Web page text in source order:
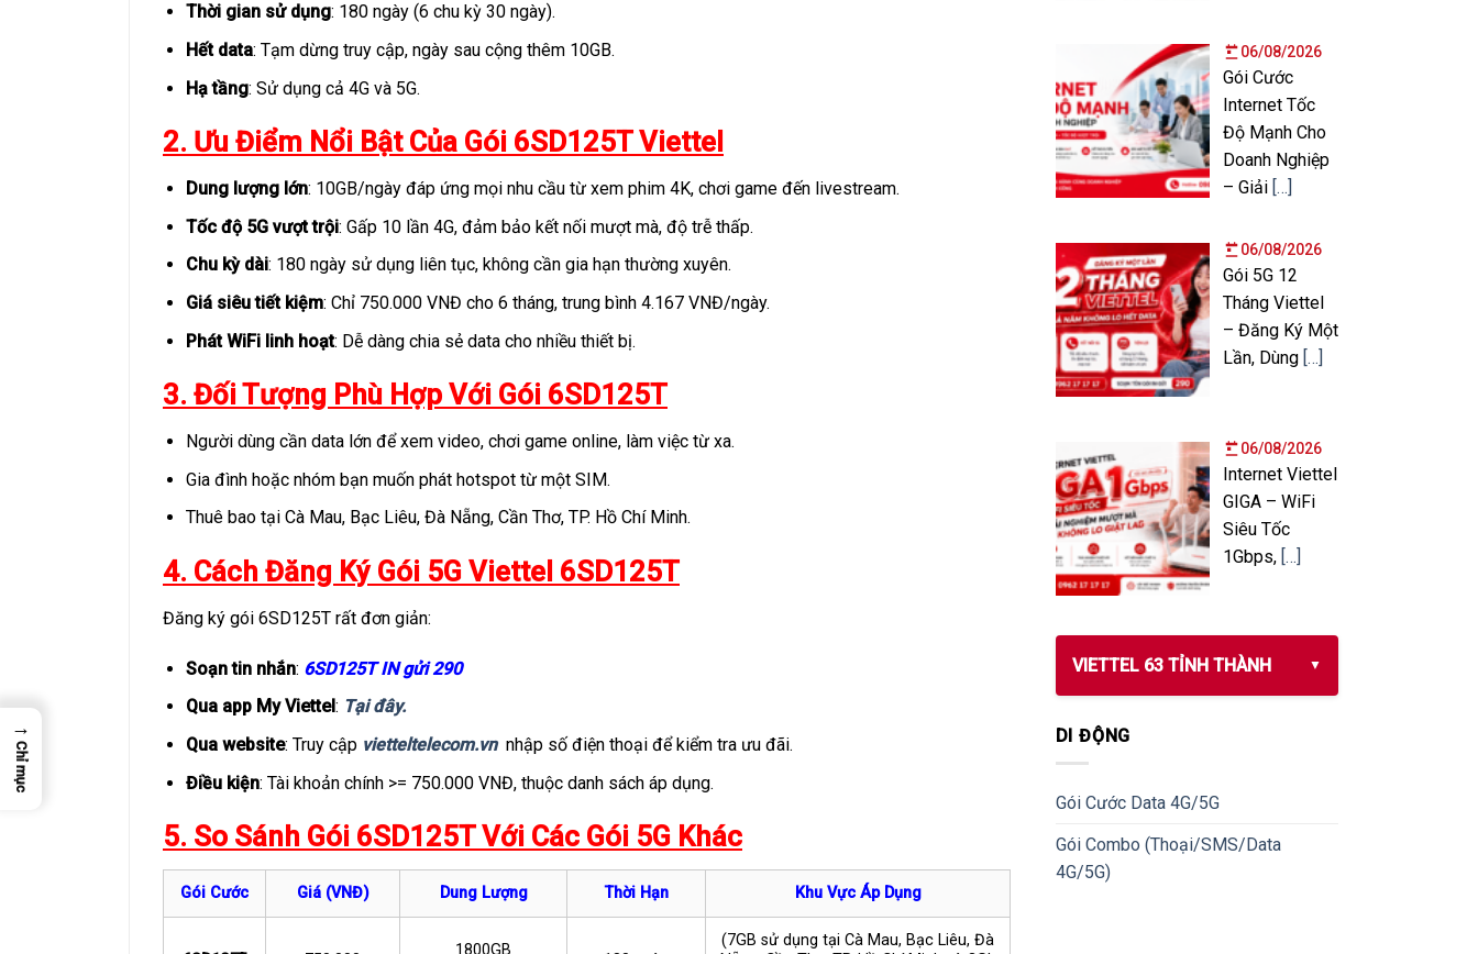
06/08/2026
Gói Cước
Internet Tốc
Độ Mạnh Cho
Doanh Nghiệp
– Giải […]
06/08/2026
Gói 5G 12
Tháng Viettel
– Đăng Ký Một
Lần, Dùng […]
06/08/2026
Internet Viettel
GIGA – WiFi
Siêu Tốc
1Gbps, […]
VIETTEL 63 TỈNH THÀNH
DI ĐỘNG
Gói Cước Data 4G/5G
Gói Combo (Thoại/SMS/Data
4G/5G)
Thời gian sử dụng: 180 ngày (6 chu kỳ 30 ngày).
Hết data: Tạm dừng truy cập, ngày sau cộng thêm 10GB.
Hạ tầng: Sử dụng cả 4G và 5G.
2. Ưu Điểm Nổi Bật Của Gói 6SD125T Viettel
Dung lượng lớn: 10GB/ngày đáp ứng mọi nhu cầu từ xem phim 4K, chơi game đến livestream.
Tốc độ 5G vượt trội: Gấp 10 lần 4G, đảm bảo kết nối mượt mà, độ trễ thấp.
Chu kỳ dài: 180 ngày sử dụng liên tục, không cần gia hạn thường xuyên.
Giá siêu tiết kiệm: Chỉ 750.000 VNĐ cho 6 tháng, trung bình 4.167 VNĐ/ngày.
Phát WiFi linh hoạt: Dễ dàng chia sẻ data cho nhiều thiết bị.
3. Đối Tượng Phù Hợp Với Gói 6SD125T
Người dùng cần data lớn để xem video, chơi game online, làm việc từ xa.
Gia đình hoặc nhóm bạn muốn phát hotspot từ một SIM.
Thuê bao tại Cà Mau, Bạc Liêu, Đà Nẵng, Cần Thơ, TP. Hồ Chí Minh.
4. Cách Đăng Ký Gói 5G Viettel 6SD125T
Đăng ký gói 6SD125T rất đơn giản:
Soạn tin nhắn: 6SD125T IN gửi 290
Qua app My Viettel: Tại đây.
Qua website: Truy cập vietteltelecom.vn nhập số điện thoại để kiểm tra ưu đãi.
Điều kiện: Tài khoản chính >= 750.000 VNĐ, thuộc danh sách áp dụng.
5. So Sánh Gói 6SD125T Với Các Gói 5G Khác
Gói Cước Giá (VNĐ) Dung Lượng Thời Hạn Khu Vực Áp Dụng
(7GB sử dụng tại Cà Mau, Bạc Liêu, Đà
→
Chỉ mục